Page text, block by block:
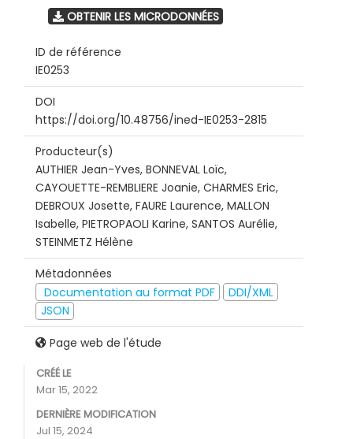
OBTENIR LES MICRODONNÉES
ID de référence
IE0253
DOI
https://doi.org/10.48756/ined-IE0253-2815
Producteur(s)
AUTHIER Jean-Yves, BONNEVAL Loïc,
CAYOUETTE-REMBLIERE Joanie, CHARMES Eric,
DEBROUX Josette, FAURE Laurence, MALLON
Isabelle, PIETROPAOLI Karine, SANTOS Aurélie,
STEINMETZ Hélène
Métadonnées
Documentation au format PDF
DDI/XML
JSON
Page web de l'étude
CRÉÉ LE
Mar 15, 2022
DERNIÈRE MODIFICATION
Jul 15, 2024